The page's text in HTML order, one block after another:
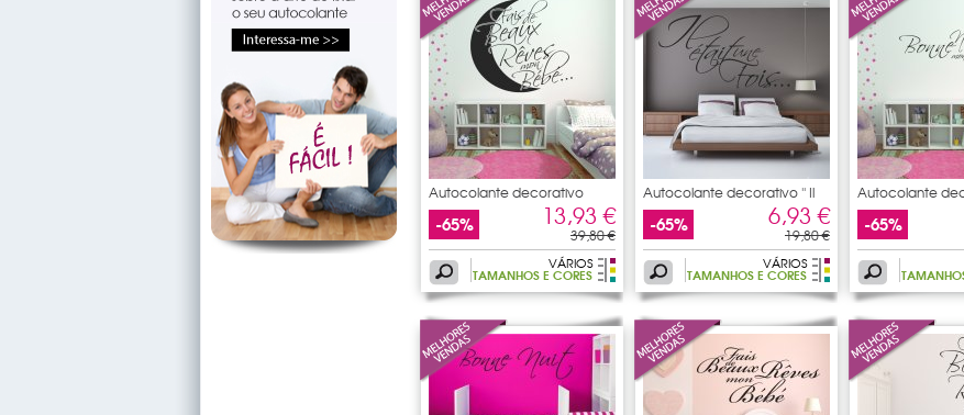
Autocolante decorativo
sonhar
-65% 13,93 €
39,80 €
VÁRIOS
TAMANHOS E CORES
Autocolante decorativo '' Il
-65% 6,93 €
19,80 €
VÁRIOS
TAMANHOS E CORES
Autocolante
bonne
-65%